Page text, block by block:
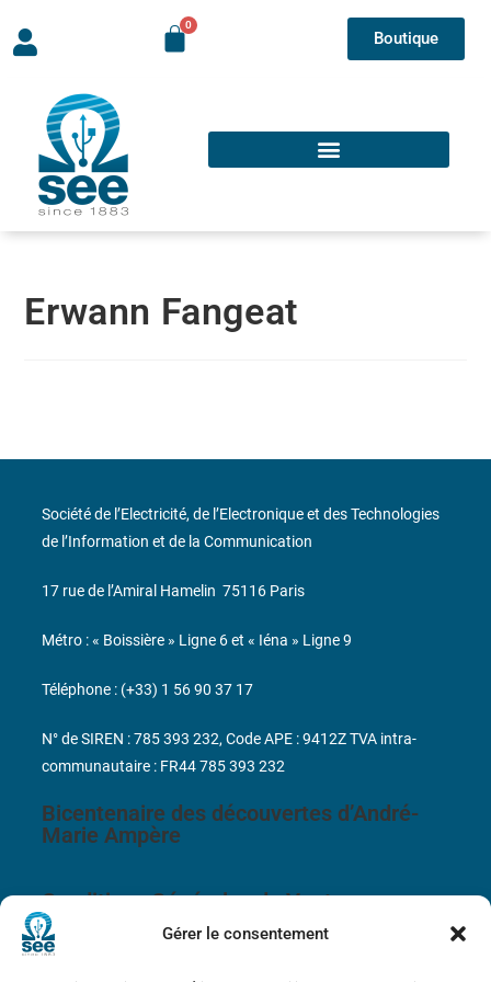
Gérer le consentement
Boutique
Erwann Fangeat
Bicentenaire des découvertes d’André-
Marie Ampère
Conditions Générales de Vente
Société de l’Electricité, de l’Electronique et des Technologies
de l’Information et de la Communication
17 rue de l’Amiral Hamelin 75116 Paris
Métro : « Boissière » Ligne 6 et « Iéna » Ligne 9
Téléphone : (+33) 1 56 90 37 17
N° de SIREN : 785 393 232, Code APE : 9412Z TVA intra-
communautaire : FR44 785 393 232